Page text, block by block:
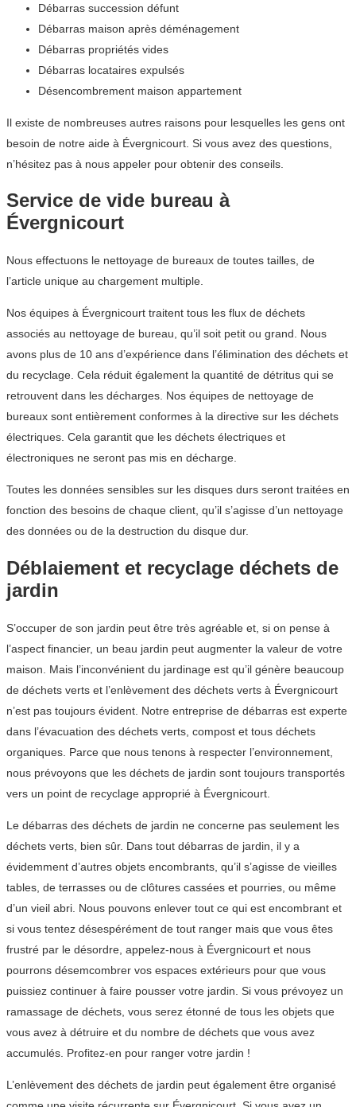
Débarras succession défunt
Débarras maison après déménagement
Débarras propriétés vides
Débarras locataires expulsés
Désencombrement maison appartement
Il existe de nombreuses autres raisons pour lesquelles les gens ont
besoin de notre aide à Évergnicourt. Si vous avez des questions,
n’hésitez pas à nous appeler pour obtenir des conseils.
Service de vide bureau à
Évergnicourt
Nous effectuons le nettoyage de bureaux de toutes tailles, de
l’article unique au chargement multiple.
Nos équipes à Évergnicourt traitent tous les flux de déchets
associés au nettoyage de bureau, qu’il soit petit ou grand. Nous
avons plus de 10 ans d’expérience dans l’élimination des déchets et
du recyclage. Cela réduit également la quantité de détritus qui se
retrouvent dans les décharges. Nos équipes de nettoyage de
bureaux sont entièrement conformes à la directive sur les déchets
électriques. Cela garantit que les déchets électriques et
électroniques ne seront pas mis en décharge.
Toutes les données sensibles sur les disques durs seront traitées en
fonction des besoins de chaque client, qu’il s’agisse d’un nettoyage
des données ou de la destruction du disque dur.
Déblaiement et recyclage déchets de
jardin
S’occuper de son jardin peut être très agréable et, si on pense à
l’aspect financier, un beau jardin peut augmenter la valeur de votre
maison. Mais l’inconvénient du jardinage est qu’il génère beaucoup
de déchets verts et l’enlèvement des déchets verts à Évergnicourt
n’est pas toujours évident. Notre entreprise de débarras est experte
dans l’évacuation des déchets verts, compost et tous déchets
organiques. Parce que nous tenons à respecter l’environnement,
nous prévoyons que les déchets de jardin sont toujours transportés
vers un point de recyclage approprié à Évergnicourt.
Le débarras des déchets de jardin ne concerne pas seulement les
déchets verts, bien sûr. Dans tout débarras de jardin, il y a
évidemment d’autres objets encombrants, qu’il s’agisse de vieilles
tables, de terrasses ou de clôtures cassées et pourries, ou même
d’un vieil abri. Nous pouvons enlever tout ce qui est encombrant et
si vous tentez désespérément de tout ranger mais que vous êtes
frustré par le désordre, appelez-nous à Évergnicourt et nous
pourrons désemcombrer vos espaces extérieurs pour que vous
puissiez continuer à faire pousser votre jardin. Si vous prévoyez un
ramassage de déchets, vous serez étonné de tous les objets que
vous avez à détruire et du nombre de déchets que vous avez
accumulés. Profitez-en pour ranger votre jardin !
L’enlèvement des déchets de jardin peut également être organisé